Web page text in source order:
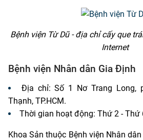
Bệnh viện Từ Dũ - địa chỉ cấy que
Internet
Bệnh viện Nhân dân Gia Định
Địa chỉ: Số 1 Nơ Trang Long,
Thạnh, TP.HCM.
Thời gian hoạt động: Thứ 2 - Thứ
Khoa Sản thuộc Bệnh viện Nhân